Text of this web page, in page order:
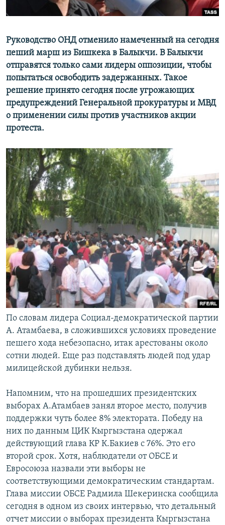
Руководство ОНД отменило намеченный на сегодня
пеший марш из Бишкека в Балыкчи. В Балыкчи
отправятся только сами лидеры оппозиции, чтобы
попытаться освободить задержанных. Такое
решение принято сегодня после угрожающих
предупреждений Генеральной прокуратуры и МВД
о применении силы против участников акции
протеста.
По словам лидера Социал-демократической партии
А. Атамбаева, в сложившихся условиях проведение
пешего хода небезопасно, итак арестованы около
сотни людей. Еще раз подставлять людей под удар
милицейской дубинки нельзя.
Напомним, что на прошедших президентских
выборах А.Атамбаев занял второе место, получив
поддержки чуть более 8% электората. Победу на
них по данным ЦИК Кыргызстана одержал
действующий глава КР К.Бакиев с 76%. Это его
второй срок. Хотя, наблюдатели от ОБСЕ и
Евросоюза назвали эти выборы не
соответствующими демократическим стандартам.
Глава миссии ОБСЕ Радмила Шекеринска сообщила
сегодня в одном из своих интервью, что детальный
отчет миссии о выборах президента Кыргызстана